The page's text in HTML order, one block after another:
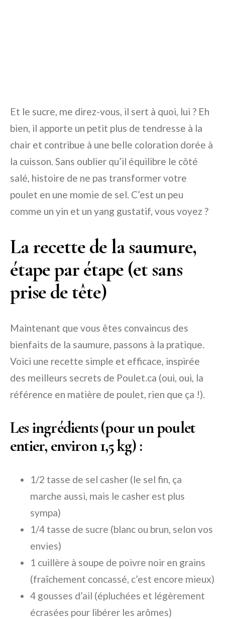
Et le sucre, me direz-vous, il sert à quoi, lui ? Eh
bien, il apporte un petit plus de tendresse à la
chair et contribue à une belle coloration dorée à
la cuisson. Sans oublier qu’il équilibre le côté
salé, histoire de ne pas transformer votre
poulet en une momie de sel. C’est un peu
comme un yin et un yang gustatif, vous voyez ?
La recette de la saumure,
étape par étape (et sans
prise de tête)
Maintenant que vous êtes convaincus des
bienfaits de la saumure, passons à la pratique.
Voici une recette simple et efficace, inspirée
des meilleurs secrets de Poulet.ca (oui, oui, la
référence en matière de poulet, rien que ça !).
Les ingrédients (pour un poulet
entier, environ 1,5 kg) :
1/2 tasse de sel casher (le sel fin, ça
marche aussi, mais le casher est plus
sympa)
1/4 tasse de sucre (blanc ou brun, selon vos
envies)
1 cuillère à soupe de poivre noir en grains
(fraîchement concassé, c’est encore mieux)
4 gousses d’ail (épluchées et légèrement
écrasées pour libérer les arômes)